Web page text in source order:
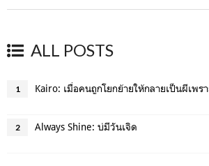
ALL POSTS
1
2 Always Shine: บ่มีวันเจิด